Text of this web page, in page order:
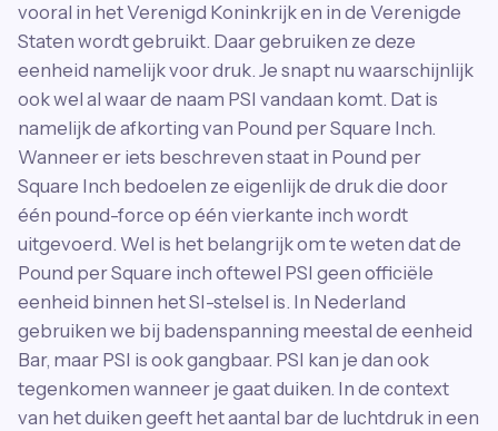
vooral in het Verenigd Koninkrijk en in de Verenigde
Staten wordt gebruikt. Daar gebruiken ze deze
eenheid namelijk voor druk. Je snapt nu waarschijnlijk
ook wel al waar de naam PSI vandaan komt. Dat is
namelijk de afkorting van Pound per Square Inch.
Wanneer er iets beschreven staat in Pound per
Square Inch bedoelen ze eigenlijk de druk die door
één pound-force op één vierkante inch wordt
uitgevoerd. Wel is het belangrijk om te weten dat de
Pound per Square inch oftewel PSI geen officiële
eenheid binnen het SI-stelsel is. In Nederland
gebruiken we bij badenspanning meestal de eenheid
Bar, maar PSI is ook gangbaar. PSI kan je dan ook
tegenkomen wanneer je gaat duiken. In de context
van het duiken geeft het aantal bar de luchtdruk in een